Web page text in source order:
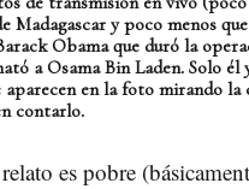
Madagascar y poco menos
Obama que duró la
a Osama Bin Laden. Solo él
aparecen en la foto mirando
contarlo.
es pobre